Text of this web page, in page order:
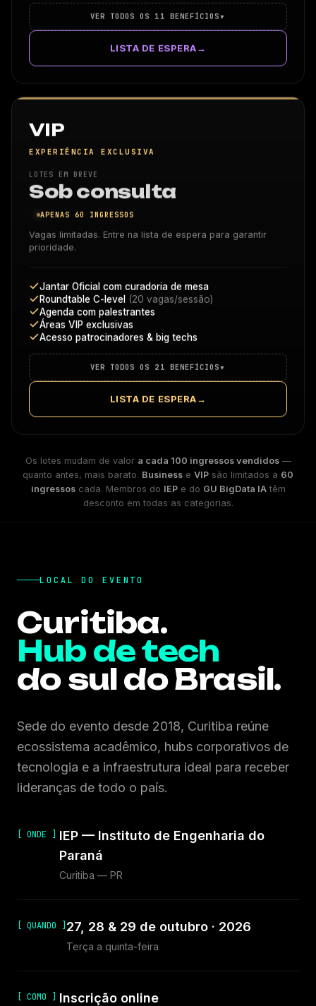
VER TODOS OS 11 BENEFÍCIOS▾
LISTA DE ESPERA→
VIP
EXPERIÊNCIA EXCLUSIVA
LOTES EM BREVE
Sob consulta
APENAS 60 INGRESSOS
Vagas limitadas. Entre na lista de espera para garantir
prioridade.
Jantar Oficial com curadoria de mesa
Roundtable C-level (20 vagas/sessão)
Agenda com palestrantes
Áreas VIP exclusivas
Acesso patrocinadores & big techs
VER TODOS OS 21 BENEFÍCIOS▾
LISTA DE ESPERA →
Os lotes mudam de valor a cada 100 ingressos vendidos—
quanto antes, mais barato. Business e VIP são limitados a 60
ingressoscada. Membros do IEPe do GU BigData IAtêm
desconto em todas as categorias.
LOCAL DO EVENTO
Curitiba.
Hub de tech
do sul do Brasil.
Sede do evento desde 2018, Curitiba reúne
ecossistema acadêmico, hubs corporativos de
tecnologia e a infraestrutura ideal para receber
lideranças de todo o país.
[ ONDE ]
IEP — Instituto de Engenharia do
Paraná
Curitiba — PR
[ QUANDO ] 27, 28 & 29 de outubro · 2026
Terça a quinta-feira
[ COMO ] Inscrição online